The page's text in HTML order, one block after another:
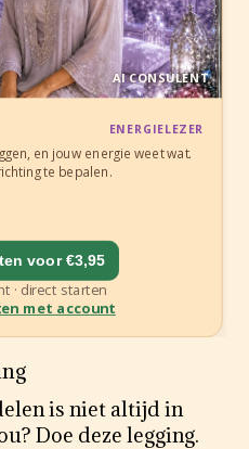
is niet altijd in
Doe deze legging.